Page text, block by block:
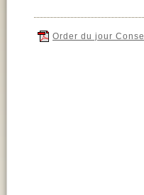
Order du jour